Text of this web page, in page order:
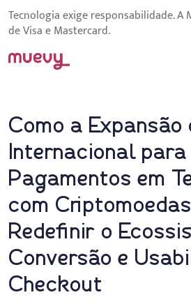
Tecnologia exige responsabilidade. A
de Visa e Mastercard.
Como a Expansão
Internacional para
Pagamentos em
com
Redefinir o
Conversão e
Checkout